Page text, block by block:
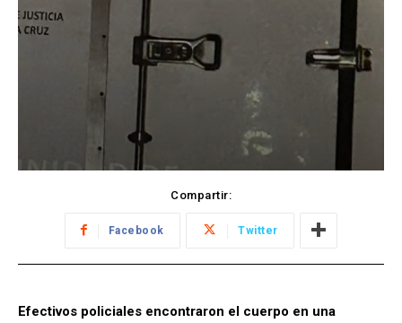
Compartir:
Facebook Twitter
Efectivos policiales encontraron el cuerpo en una